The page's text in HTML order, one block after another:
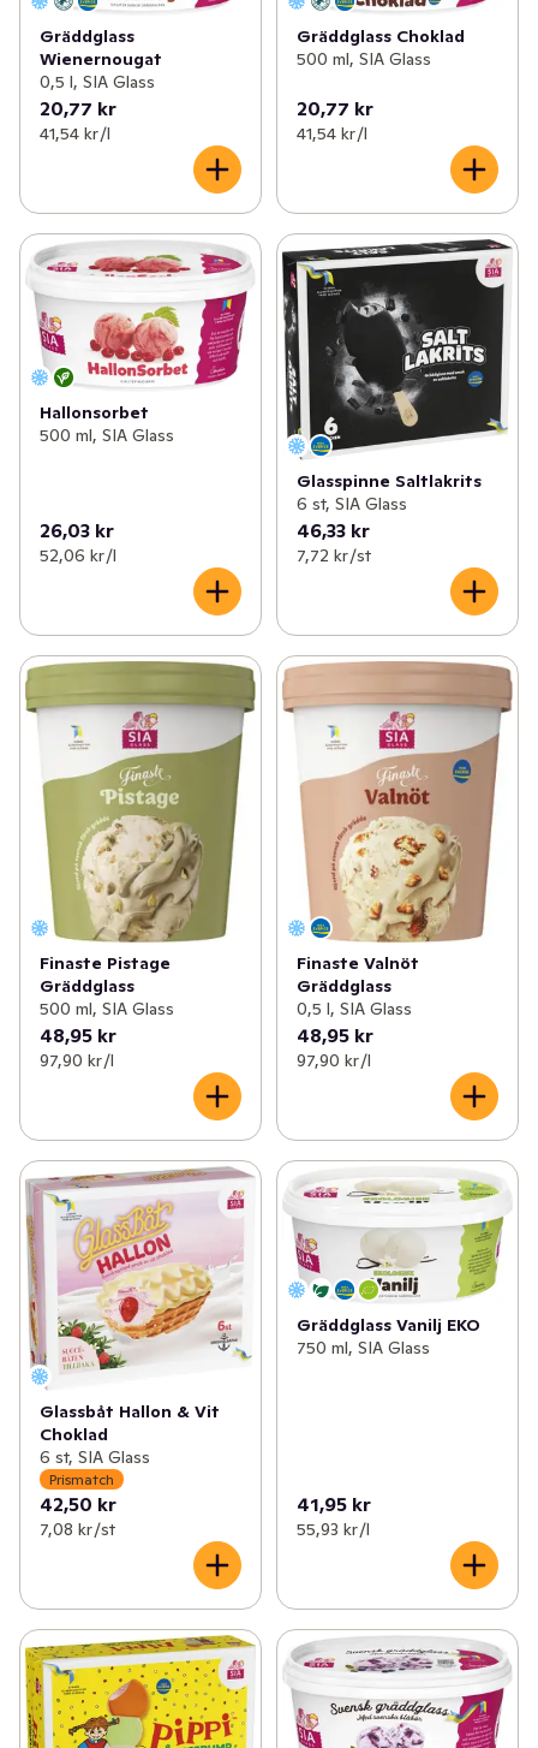
Gräddglass
Wienernougat
0,5 l, SIA Glass
20,77 kr
41,54 kr /l
Gräddglass Choklad
500 ml, SIA Glass
20,77 kr
41,54 kr /l
Hallonsorbet
500 ml, SIA Glass
26,03 kr
52,06 kr /l
Glasspinne Saltlakrits
6 st, SIA Glass
46,33 kr
7,72 kr /st
Finaste Pistage
Gräddglass
500 ml, SIA Glass
48,95 kr
97,90 kr /l
Finaste Valnöt
Gräddglass
0,5 l, SIA Glass
48,95 kr
97,90 kr /l
Glassbåt Hallon & Vit
Choklad
6 st, SIA Glass
Prismatch
42,50 kr
7,08 kr /st
Gräddglass Vanilj EKO
750 ml, SIA Glass
41,95 kr
55,93 kr /l